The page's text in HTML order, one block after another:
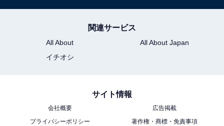
関連サービス
All About
All About Japan
イチオシ
サイト情報
会社概要
広告掲載
プライバシーポリシー
著作権・商標・免責事項